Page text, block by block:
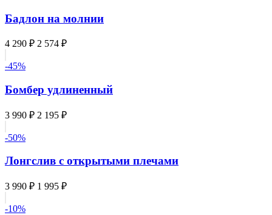
Бадлон на молнии
4 290 ₽ 2 574 ₽
-45%
Бомбер удлиненный
3 990 ₽ 2 195 ₽
-50%
Лонгслив с открытыми плечами
3 990 ₽ 1 995 ₽
-10%